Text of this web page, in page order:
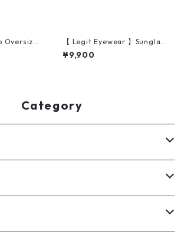
Oversize
(Black)
【 Legit Eyewear 】Sunglas
ses Koken (Champagne/Gre
en)
¥9,900
Category